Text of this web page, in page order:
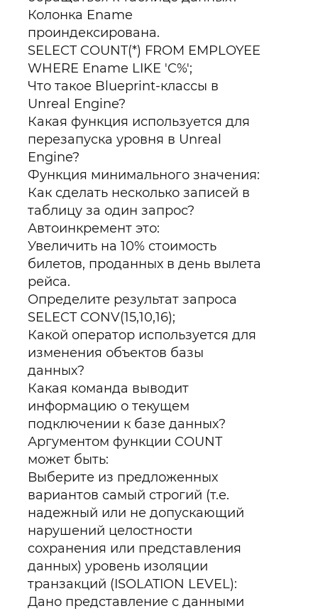
Колонка Ename
проиндексирована.
SELECT COUNT(*) FROM EMPLOYEE
WHERE Ename LIKE 'C%';
Что такое Blueprint-классы в
Unreal Engine?
Какая функция используется для
перезапуска уровня в Unreal
Engine?
Функция минимального значения:
Как сделать несколько записей в
таблицу за один запрос?
Автоинкремент это:
Увеличить на 10% стоимость
билетов, проданных в день вылета
рейса.
Определите результат запроса
SELECT CONV(15,10,16);
Какой оператор используется для
изменения объектов базы
данных?
Какая команда выводит
информацию о текущем
подключении к базе данных?
Аргументом функции COUNT
может быть:
Выберите из предложенных
вариантов самый строгий (т.е.
надежный или не допускающий
нарушений целостности
сохранения или представления
данных) уровень изоляции
транзакций (ISOLATION LEVEL):
Дано представление с данными